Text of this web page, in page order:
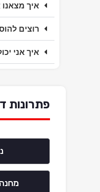
איך
רוצים
איך אני
פתרונות